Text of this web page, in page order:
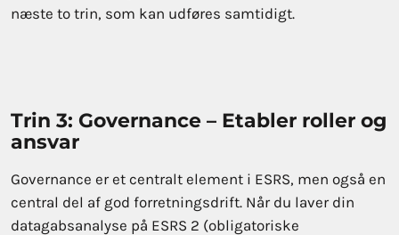
næste to trin, som kan udføres samtidigt.
Trin 3: Governance – Etabler roller og
ansvar
Governance er et centralt element i ESRS, men også en
central del af god forretningsdrift. Når du laver din
datagabsanalyse på ESRS 2 (obligatoriske